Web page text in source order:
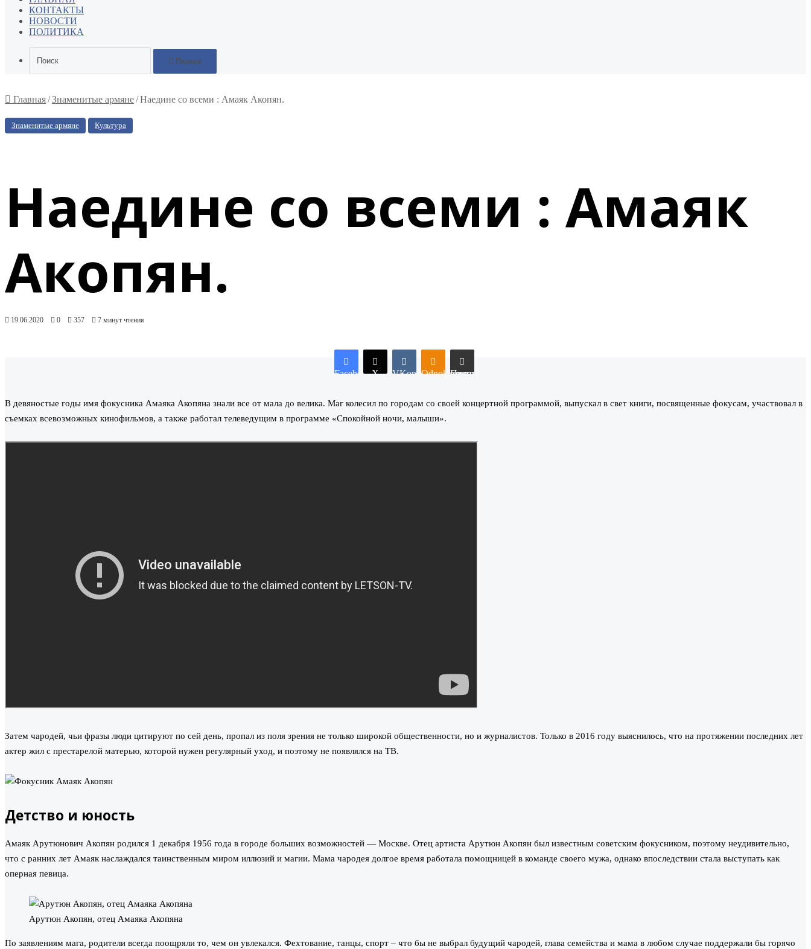
КОНТАКТЫ
НОВОСТИ
ПОЛИТИКА
Поиск
Главная/Знаменитые армяне/Наедине со всеми : Амаяк Акопян.
Знаменитые армяне Культура
Наедине со всеми : Амаяк
Акопян.
19.06.2020 0 357 7 минут чтения
FacebookX VKontakteOdnoklassniki
Поделиться по электронной почте
В девяностые годы имя фокусника Амаяка Акопяна знали все от мала до велика. Маг колесил по городам со своей концертной программой, выпускал в свет книги, посвященные фокусам, участвовал в
съемках всевозможных кинофильмов, а также работал телеведущим в программе «Спокойной ночи, малыши».
Затем чародей, чьи фразы люди цитируют по сей день, пропал из поля зрения не только широкой общественности, но и журналистов. Только в 2016 году выяснилось, что на протяжении последних лет
актер жил с престарелой матерью, которой нужен регулярный уход, и поэтому не появлялся на ТВ.
Детство и юность
Амаяк Арутюнович Акопян родился 1 декабря 1956 года в городе больших возможностей — Москве. Отец артиста Арутюн Акопян был известным советским фокусником, поэтому неудивительно,
что с ранних лет Амаяк наслаждался таинственным миром иллюзий и магии. Мама чародея долгое время работала помощницей в команде своего мужа, однако впоследствии стала выступать как
оперная певица.
Арутюн Акопян, отец Амаяка Акопяна
По заявлениям мага, родители всегда поощряли то, чем он увлекался. Фехтование, танцы, спорт – что бы не выбрал будущий чародей, глава семейства и мама в любом случае поддержали бы горячо